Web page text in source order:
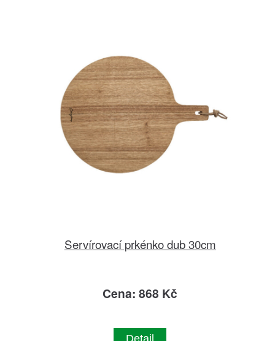
Servírovací prkénko dub 30cm
Cena: 868 Kč
Detail